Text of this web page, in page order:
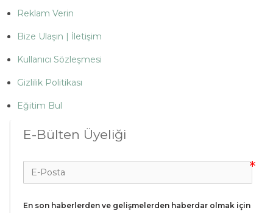
Reklam Verin
Bize Ulaşın | İletişim
Kullanıcı Sözleşmesi
Gizlilik Politikası
Eğitim Bul
E-Bülten Üyeliği
En son haberlerden ve gelişmelerden haberdar olmak için